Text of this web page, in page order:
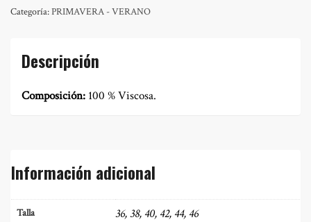
cantidad
Categoría:PRIMAVERA - VERANO
Descripción
Composición: 100 % Viscosa.
Información adicional
Talla 36, 38, 40, 42, 44, 46